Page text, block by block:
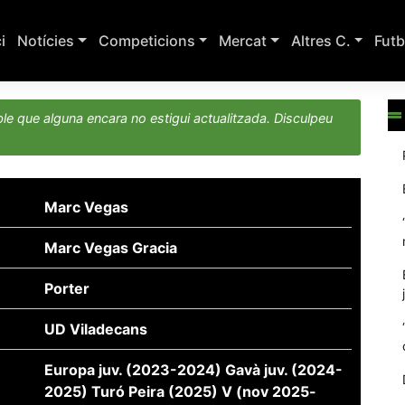
Notícies Competicions Mercat Altres C.
que alguna encara no estigui actualitzada. Disculpeu
Marc Vegas
Marc Vegas Gracia
Porter
UD Viladecans
Europa juv. (2023-2024) Gavà juv. (2024-
2025) Turó Peira (2025) V (nov 2025-